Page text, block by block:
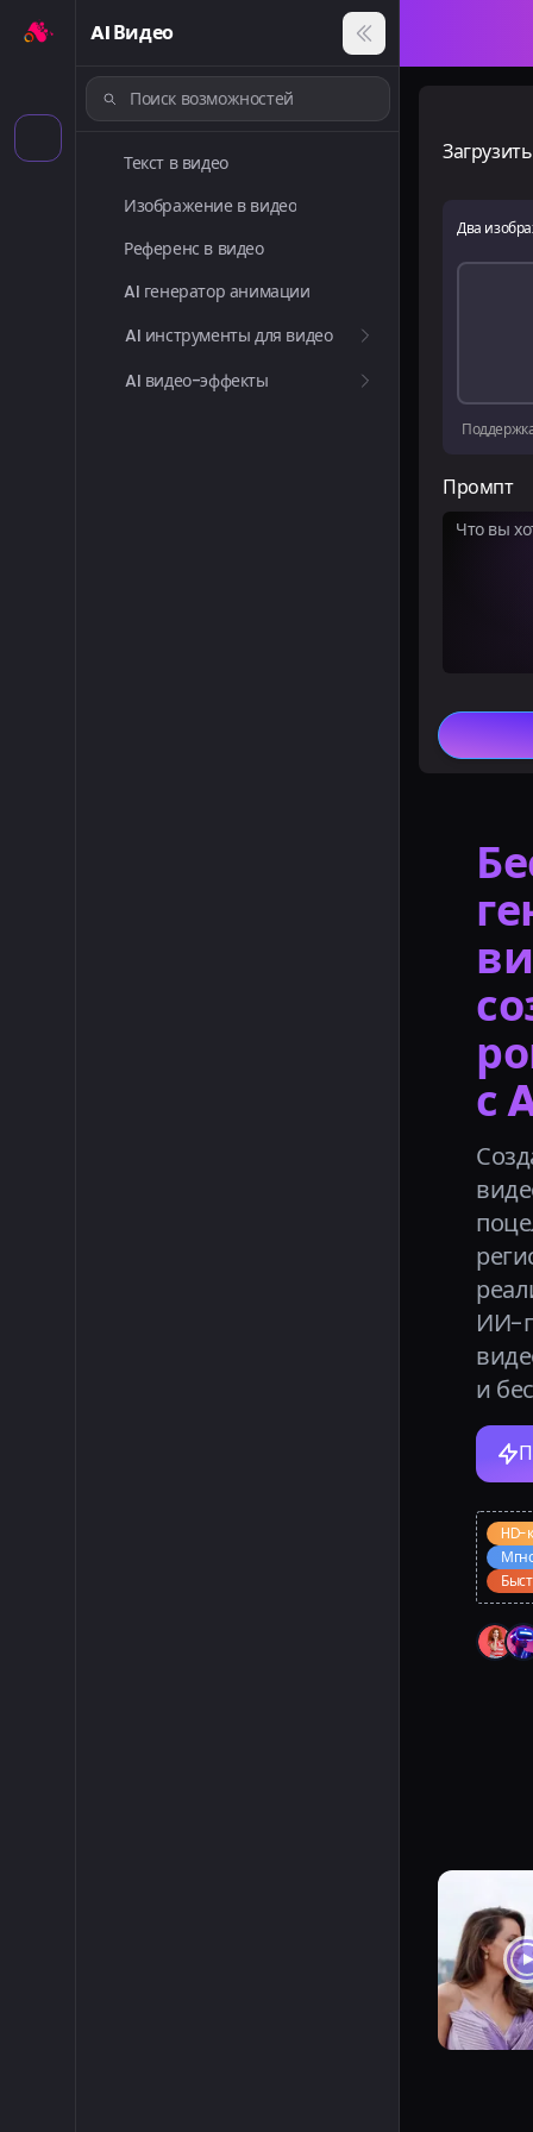
AI Видео
Текст в видео
Изображение в видео
Референс в видео
AI генератор анимации
AI инструменты для видео
AI видео-эффекты
Два
Промпт
с
ИИ-
и
HD-